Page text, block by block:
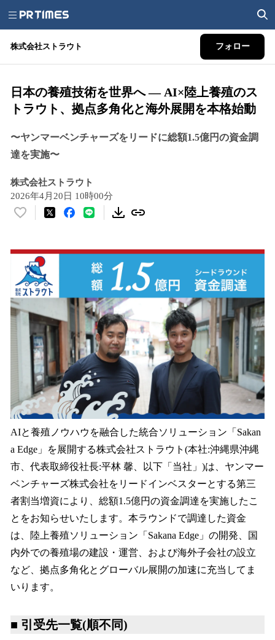
株式会社ストラウト フォロー
日本の養殖技術を世界へ ― AI×陸上養殖のス
トラウト、拠点多角化と海外展開を本格始動
〜ヤンマーベンチャーズをリードに総額1.5億円の資金調
達を実施〜
株式会社ストラウト
2026年4月20日 10時00分
い
！
数
を
読
み
込
み
中
AIと養殖ノウハウを融合した統合ソリューション「Sakan
a Edge」を展開する株式会社ストラウト(本社:沖縄県沖縄
市、代表取締役社長:平林 馨、以下「当社」)は、ヤンマー
ベンチャーズ株式会社をリードインベスターとする第三
者割当増資により、総額1.5億円の資金調達を実施したこ
とをお知らせいたします。本ラウンドで調達した資金
は、陸上養殖ソリューション「Sakana Edge」の開発、国
内外での養殖場の建設・運営、および海外子会社の設立
など、拠点多角化とグローバル展開の加速に充当してま
いります。
■ 引受先一覧(順不同)